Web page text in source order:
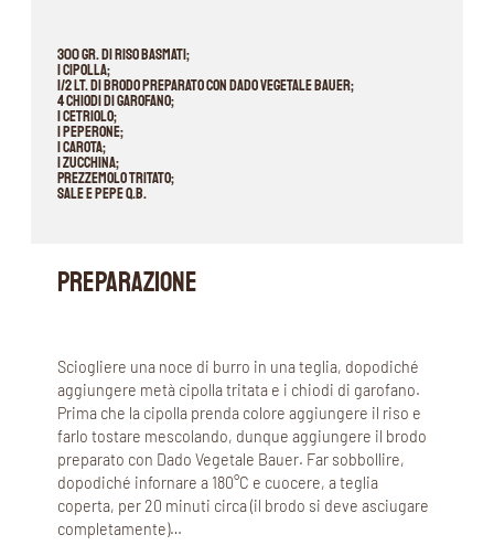
300 gr. di riso Basmati;
1 cipolla;
1/2 lt. di brodo preparato con Dado Vegetale Bauer;
4 chiodi di garofano;
1 cetriolo;
1 peperone;
1 carota;
1 zucchina;
Prezzemolo tritato;
Sale e pepe q.b.
PREPARAZIONE
Sciogliere una noce di burro in una teglia, dopodiché
aggiungere metà cipolla tritata e i chiodi di garofano.
Prima che la cipolla prenda colore aggiungere il riso e
farlo tostare mescolando, dunque aggiungere il brodo
preparato con Dado Vegetale Bauer. Far sobbollire,
dopodiché infornare a 180°C e cuocere, a teglia
coperta, per 20 minuti circa (il brodo si deve asciugare
completamente)…